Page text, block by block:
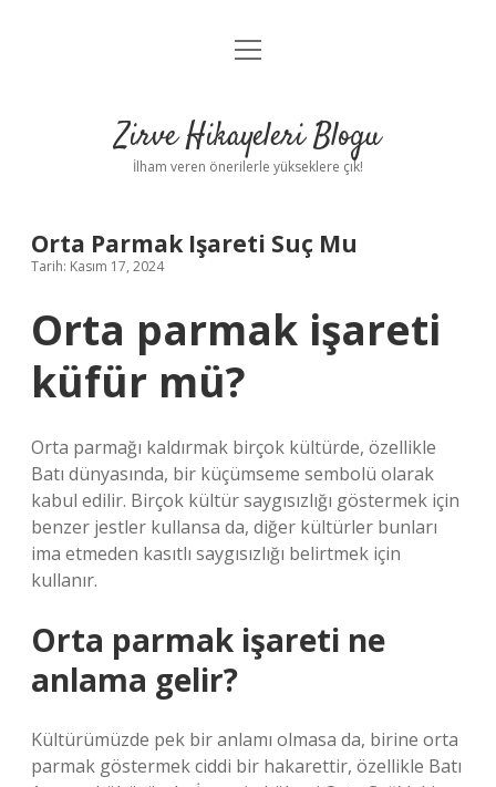
Anasayfa
Yasal Uyarı
menüyü
Zirve Hikayeleri Blogu
İlham veren önerilerle yükseklere çık!
Orta Parmak Işareti Suç Mu
Tarih: Kasım 17, 2024
Orta parmak işareti
küfür mü?
Orta parmağı kaldırmak birçok kültürde, özellikle
Batı dünyasında, bir küçümseme sembolü olarak
kabul edilir. Birçok kültür saygısızlığı göstermek için
benzer jestler kullansa da, diğer kültürler bunları
ima etmeden kasıtlı saygısızlığı belirtmek için
kullanır.
Orta parmak işareti ne
anlama gelir?
Kültürümüzde pek bir anlamı olmasa da, birine orta
parmak göstermek ciddi bir hakarettir, özellikle Batı